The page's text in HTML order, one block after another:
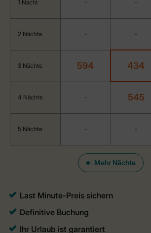
Mehr Nächte
1 Nacht - -
2 Nächte - -
3 Nächte 594 434
4 Nächte - 545
5 Nächte - -